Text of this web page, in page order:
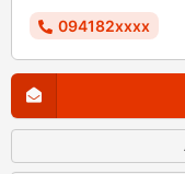
094182xxxx